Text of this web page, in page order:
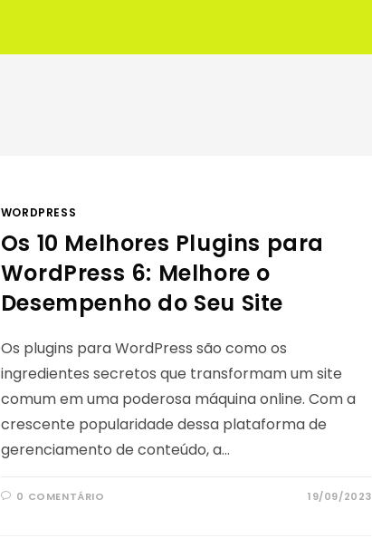
WORDPRESS
Os 10 Melhores Plugins para
WordPress 6: Melhore o
Desempenho do Seu Site
Os plugins para WordPress são como os
ingredientes secretos que transformam um site
comum em uma poderosa máquina online. Com a
crescente popularidade dessa plataforma de
gerenciamento de conteúdo, a…
0 COMENTÁRIO 19/09/2023